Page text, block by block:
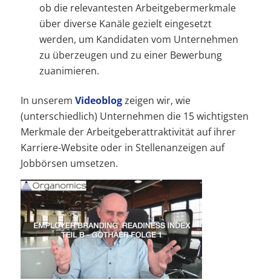
ob die relevantesten Arbeitgebermerkmale
über diverse Kanäle gezielt eingesetzt
werden, um Kandidaten vom Unternehmen
zu überzeugen und zu einer Bewerbung
zuanimieren.
In unserem Videoblogzeigen wir, wie
(unterschiedlich) Unternehmen die 15 wichtigsten
Merkmale der Arbeitgeberattraktivität auf ihrer
Karriere-Website oder in Stellenanzeigen auf
Jobbörsen umsetzen.